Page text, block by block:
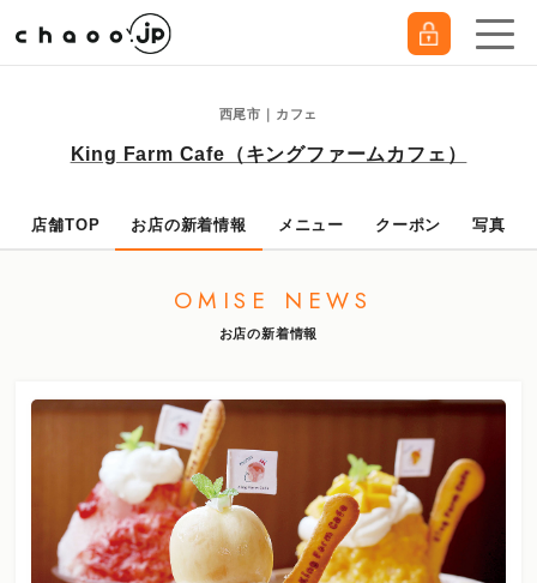
西尾市｜カフェ
King Farm Cafe（キングファームカフェ）
店舗TOP お店の新着情報 メニュー クーポン 写真
OMISE NEWS
お店の新着情報